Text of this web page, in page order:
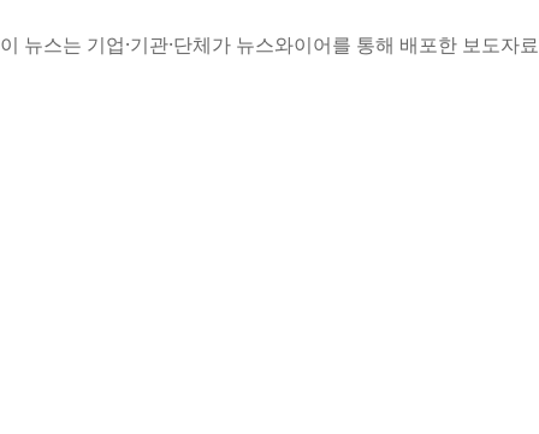
이 뉴스는 기업·기관·단체가 뉴스와이어를 통해 배포한 보도자